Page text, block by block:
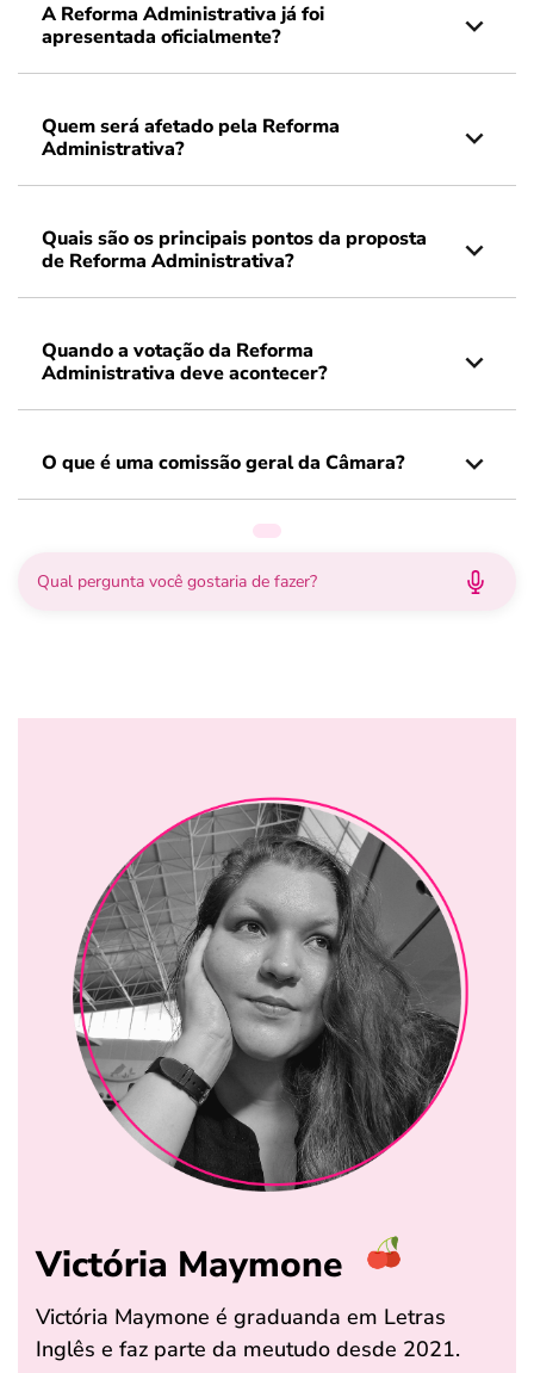
A Reforma Administrativa já foi
apresentada oficialmente?
Quem será afetado pela Reforma
Administrativa?
Quais são os principais pontos da proposta
de Reforma Administrativa?
Quando a votação da Reforma
Administrativa deve acontecer?
O que é uma comissão geral da Câmara?
Victória Maymone
Victória Maymone é graduanda em Letras
Inglês e faz parte da meutudo desde 2021.